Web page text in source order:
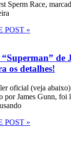
Sperm Race,
POST »
de
os detalhes!
oficial (veja
por James Gunn, foi
POST »